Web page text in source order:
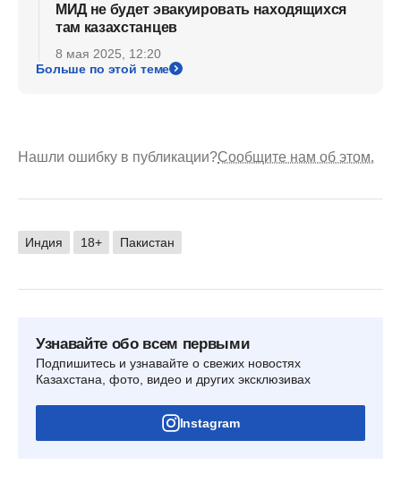
МИД не будет эвакуировать находящихся
там казахстанцев
8 мая 2025, 12:20
Больше по этой теме
Нашли ошибку в публикации?Сообщите нам об этом.
Индия 18+ Пакистан
Узнавайте обо всем первыми
Подпишитесь и узнавайте о свежих новостях
Казахстана, фото, видео и других эксклюзивах
Instagram